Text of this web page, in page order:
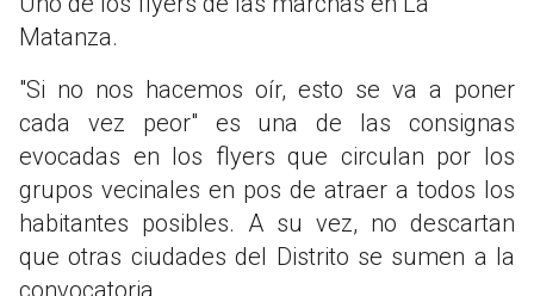
Matanza.
"Si no nos hacemos oír, esto se va a poner
cada vez peor" es una de las consignas
evocadas en los flyers que circulan por los
grupos vecinales en pos de atraer a todos los
habitantes posibles. A su vez, no descartan
que otras ciudades del Distrito se sumen a la